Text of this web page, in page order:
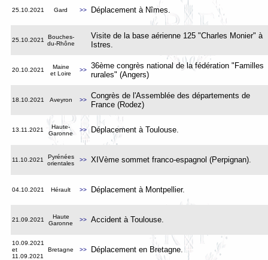
25.10.2021 Gard >> Déplacement à Nîmes.
25.10.2021
Bouches-
du-Rhône
Visite de la base aérienne 125 "Charles Monier" à
Istres.
20.10.2021
Maine
et Loire
>>
36ème congrès national de la fédération "Familles
rurales" (Angers)
18.10.2021 Aveyron >>
Congrès de l'Assemblée des départements de
France (Rodez)
13.11.2021
Haute-
Garonne
>> Déplacement à Toulouse.
11.10.2021
Pyrénées
orientales
>> XIVème sommet franco-espagnol (Perpignan).
04.10.2021 Hérault >> Déplacement à Montpellier.
21.09.2021
Haute
Garonne
>> Accident à Toulouse.
10.09.2021
et
11.09.2021
Bretagne >> Déplacement en Bretagne.